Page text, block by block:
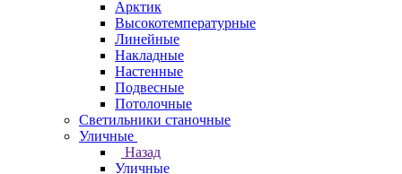
Арктик
Высокотемпературные
Линейные
Накладные
Настенные
Подвесные
Потолочные
Светильники станочные
Уличные
Назад
Уличные